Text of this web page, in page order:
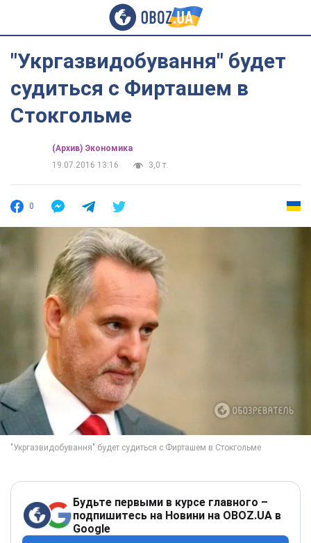
"Укргазвидобування" будет
судиться с Фирташем в
Стокгольме
(Архив) Экономика
19.07.2016 13:16
3,0 т.
0
Будьте первыми в курсе главного –
подпишитесь на Новини на OBOZ.UA в
Google